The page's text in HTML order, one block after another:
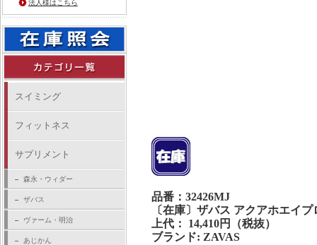
法人様はこちら
スイミング
フィットネス
サプリメント
森永・ウィダー
ザバス
ヴァーム・明治
あじかん
品番：32426MJ
〔在庫〕ザバス アクアホエイ
上代： 14,410円（税抜）
ブランド: ZAVAS